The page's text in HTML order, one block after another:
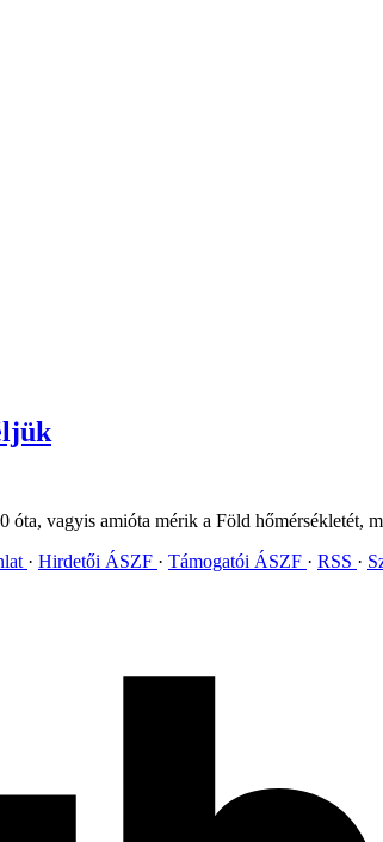
vagyis amióta mérik a Föld hőmérsékletét,
Hirdetői ÁSZF Támogatói ÁSZF RSS